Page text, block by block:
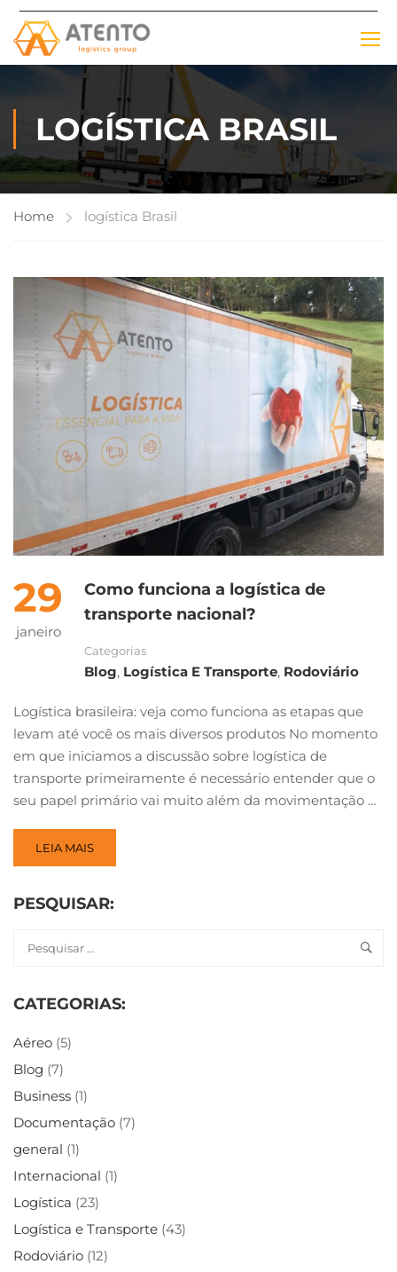
LOGÍSTICA BRASIL
Home logística Brasil
29
janeiro
Como funciona a logística de
transporte nacional?
Categorias
Blog, Logística E Transporte, Rodoviário
Logística brasileira: veja como funciona as etapas que
levam até você os mais diversos produtos No momento
em que iniciamos a discussão sobre logística de
transporte primeiramente é necessário entender que o
seu papel primário vai muito além da movimentação …
LEIA MAIS
PESQUISAR:
CATEGORIAS:
Aéreo (5)
Blog (7)
Business (1)
Documentação (7)
general (1)
Internacional (1)
Logística (23)
Logística e Transporte (43)
Rodoviário (12)